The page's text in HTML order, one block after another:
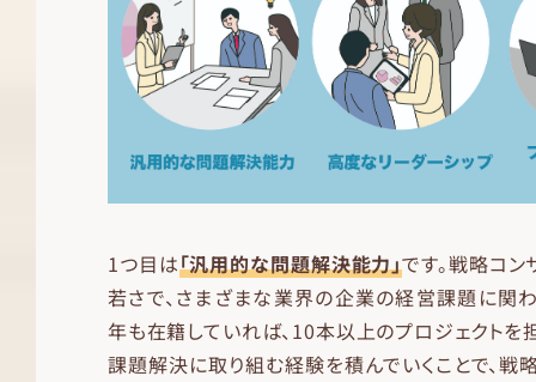
1つ目は「汎用的な問題解決能力」です。戦略コ
若さで、さまざまな業界の企業の経営課題に関
年も在籍していれば、10本以上のプロジェクトを
課題解決に取り組む経験を積んでいくことで、戦